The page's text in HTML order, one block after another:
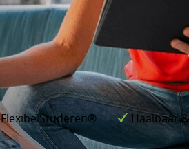
FlexibelStuderen® Haalbaar